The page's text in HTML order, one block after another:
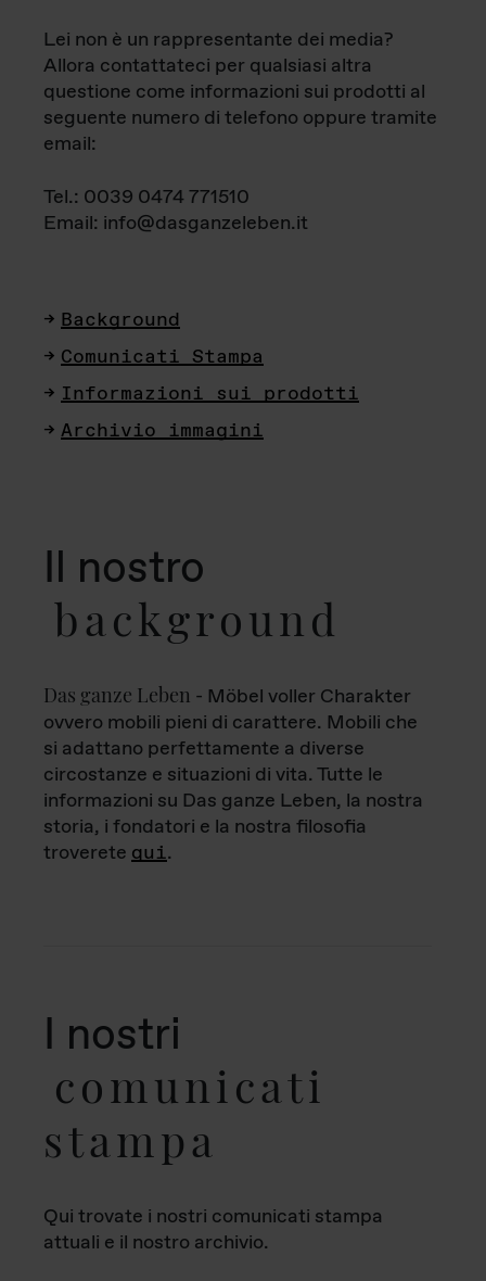
Lei non è un rappresentante dei media?
Allora contattateci per qualsiasi altra
questione come informazioni sui prodotti al
seguente numero di telefono oppure tramite
email:
Tel.: 0039 0474 771510
Email: info@dasganzeleben.it
Background
Comunicati Stampa
Informazioni sui prodotti
Archivio immagini
Il nostro
background
Das ganze Leben - Möbel voller Charakter
ovvero mobili pieni di carattere. Mobili che
si adattano perfettamente a diverse
circostanze e situazioni di vita. Tutte le
informazioni su Das ganze Leben, la nostra
storia, i fondatori e la nostra filosofia
troverete qui.
I nostri
comunicati
stampa
Qui trovate i nostri comunicati stampa
attuali e il nostro archivio.